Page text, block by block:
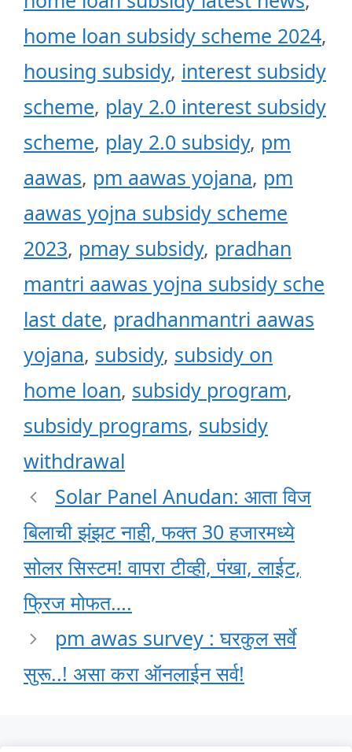
home loan subsidy scheme 2024,
housing subsidy, interest subsidy
scheme, play 2.0 interest subsidy
scheme, play 2.0 subsidy, pm
aawas, pm aawas yojana, pm
aawas yojna subsidy scheme
2023, pmay subsidy, pradhan
mantri aawas yojna subsidy sche
last date, pradhanmantri aawas
yojana, subsidy, subsidy on
home loan, subsidy program,
subsidy programs, subsidy
withdrawal
Solar Panel Anudan: आता विज
बिलाची झंझट नाही, फक्त 30 हजारमध्ये
सोलर सिस्टम! वापरा टीव्ही, पंखा, लाईट,
फ्रिज मोफत….
pm awas survey : घरकुल सर्वे
सुरू..! असा करा ऑनलाईन सर्व!